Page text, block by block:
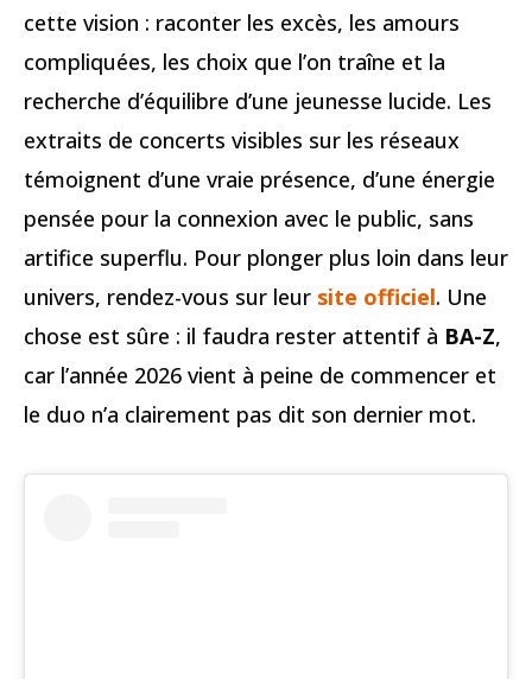
cette vision : raconter les excès, les amours
compliquées, les choix que l’on traîne et la
recherche d’équilibre d’une jeunesse lucide. Les
extraits de concerts visibles sur les réseaux
témoignent d’une vraie présence, d’une énergie
pensée pour la connexion avec le public, sans
artifice superflu. Pour plonger plus loin dans leur
univers, rendez-vous sur leur site officiel. Une
chose est sûre : il faudra rester attentif à BA-Z,
car l’année 2026 vient à peine de commencer et
le duo n’a clairement pas dit son dernier mot.